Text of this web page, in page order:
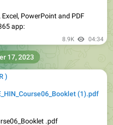
app:
8.9K
)
(1).pdf
.pdf
17, 2023